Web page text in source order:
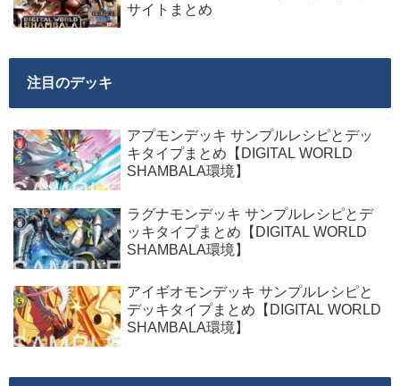
サイトまとめ
注目のデッキ
アプモンデッキ サンプルレシピとデッ
キタイプまとめ【DIGITAL WORLD
SHAMBALA環境】
ラグナモンデッキ サンプルレシピとデ
ッキタイプまとめ【DIGITAL WORLD
SHAMBALA環境】
アイギオモンデッキ サンプルレシピと
デッキタイプまとめ【DIGITAL WORLD
SHAMBALA環境】